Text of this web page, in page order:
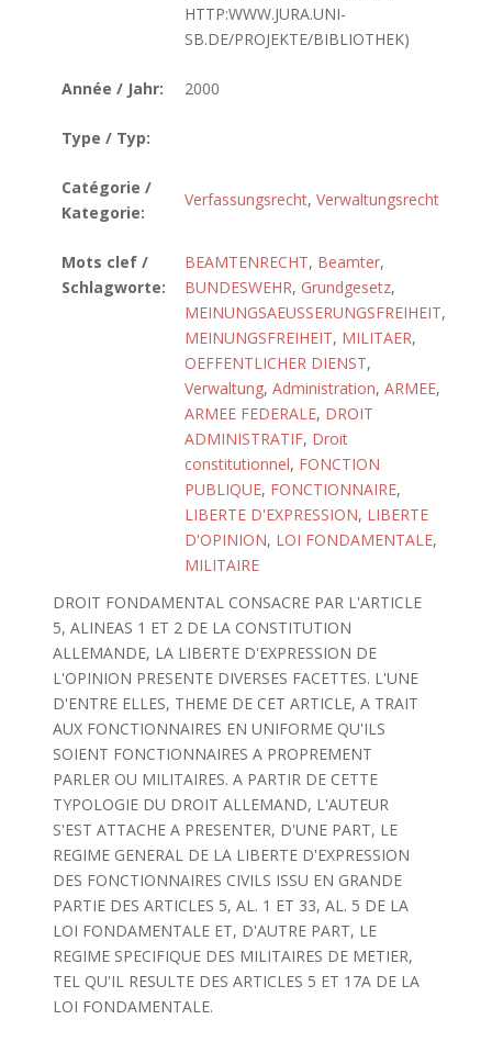
HTTP:WWW.JURA.UNI-
SB.DE/PROJEKTE/BIBLIOTHEK)
Année / Jahr: 2000
Type / Typ:
Catégorie /
Kategorie:
Verfassungsrecht, Verwaltungsrecht
Mots clef /
Schlagworte:
BEAMTENRECHT, Beamter,
BUNDESWEHR, Grundgesetz,
MEINUNGSAEUSSERUNGSFREIHEIT,
MEINUNGSFREIHEIT, MILITAER,
OEFFENTLICHER DIENST,
Verwaltung, Administration, ARMEE,
ARMEE FEDERALE, DROIT
ADMINISTRATIF, Droit
constitutionnel, FONCTION
PUBLIQUE, FONCTIONNAIRE,
LIBERTE D'EXPRESSION, LIBERTE
D'OPINION, LOI FONDAMENTALE,
MILITAIRE
DROIT FONDAMENTAL CONSACRE PAR L'ARTICLE
5, ALINEAS 1 ET 2 DE LA CONSTITUTION
ALLEMANDE, LA LIBERTE D'EXPRESSION DE
L'OPINION PRESENTE DIVERSES FACETTES. L'UNE
D'ENTRE ELLES, THEME DE CET ARTICLE, A TRAIT
AUX FONCTIONNAIRES EN UNIFORME QU'ILS
SOIENT FONCTIONNAIRES A PROPREMENT
PARLER OU MILITAIRES. A PARTIR DE CETTE
TYPOLOGIE DU DROIT ALLEMAND, L'AUTEUR
S'EST ATTACHE A PRESENTER, D'UNE PART, LE
REGIME GENERAL DE LA LIBERTE D'EXPRESSION
DES FONCTIONNAIRES CIVILS ISSU EN GRANDE
PARTIE DES ARTICLES 5, AL. 1 ET 33, AL. 5 DE LA
LOI FONDAMENTALE ET, D'AUTRE PART, LE
REGIME SPECIFIQUE DES MILITAIRES DE METIER,
TEL QU'IL RESULTE DES ARTICLES 5 ET 17A DE LA
LOI FONDAMENTALE.